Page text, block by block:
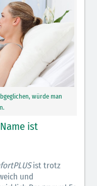
würde man
ist
ist trotz
und